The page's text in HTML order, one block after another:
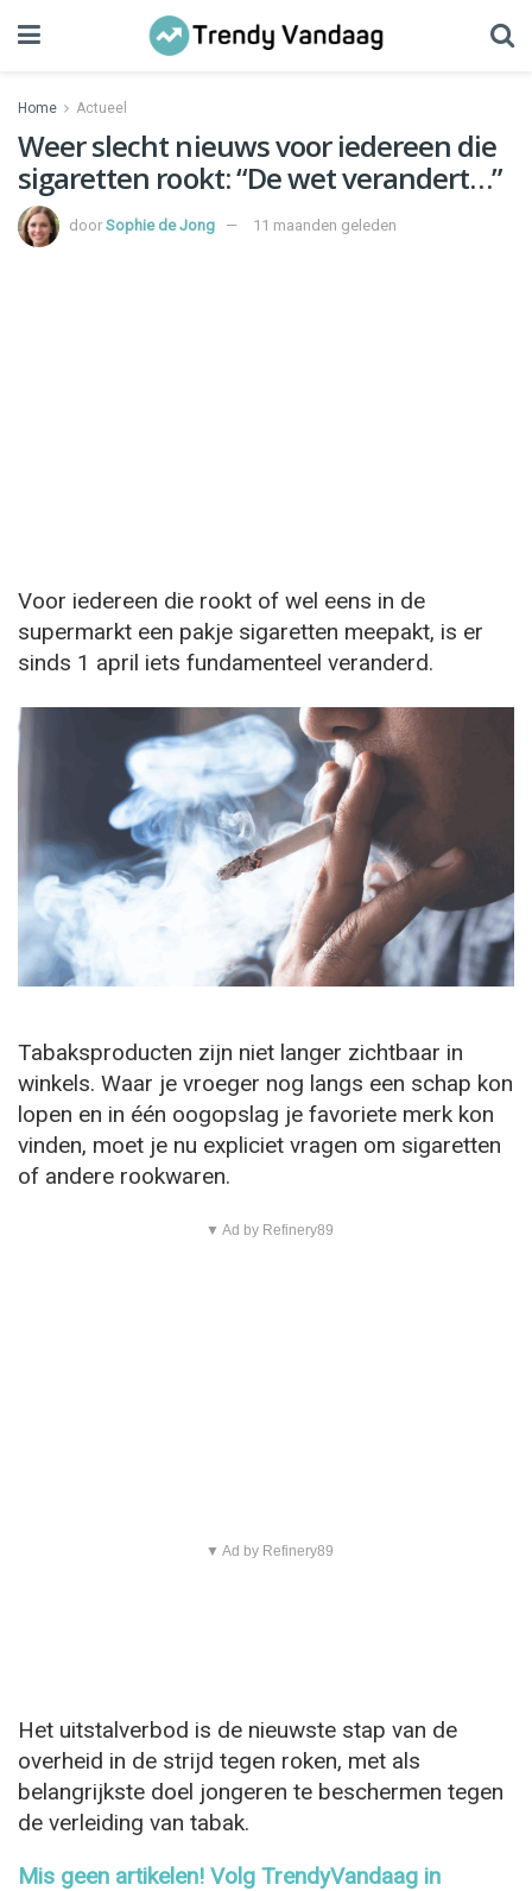
Home Actueel
Weer slecht nieuws voor iedereen die
sigaretten rookt: “De wet verandert…”
door Sophie de Jong 11 maanden geleden
Voor iedereen die rookt of wel eens in de
supermarkt een pakje sigaretten meepakt, is er
sinds 1 april iets fundamenteel veranderd.
Tabaksproducten zijn niet langer zichtbaar in
winkels. Waar je vroeger nog langs een schap kon
lopen en in één oogopslag je favoriete merk kon
vinden, moet je nu expliciet vragen om sigaretten
of andere rookwaren.
▼ Ad by Refinery89
▼ Ad by Refinery89
Het uitstalverbod is de nieuwste stap van de
overheid in de strijd tegen roken, met als
belangrijkste doel jongeren te beschermen tegen
de verleiding van tabak.
Mis geen artikelen! Volg TrendyVandaag in